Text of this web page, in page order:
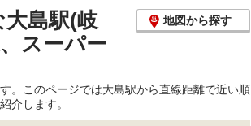
大島駅(岐
スーパー
地図から探す
。このページでは大島駅から直線距離で近い順
介します。